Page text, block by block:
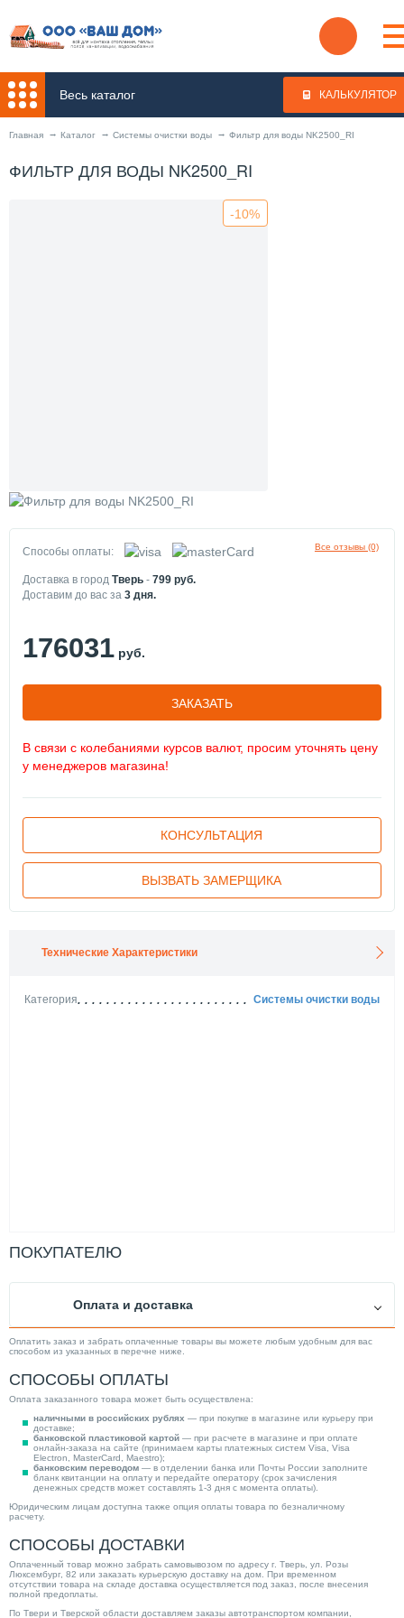
Весь каталог КАЛЬКУЛЯТОР
Главная Каталог Системы очистки воды Фильтр для воды NK2500_RI
ФИЛЬТР ДЛЯ ВОДЫ NK2500_RI
-10%
Все отзывы (0)
Способы оплаты:
Доставка в город Тверь - 799 руб.
Доставим до вас за 3 дня.
176031 руб.
ЗАКАЗАТЬ
В связи с колебаниями курсов валют, просим уточнять цену
у менеджеров магазина!
КОНСУЛЬТАЦИЯ
ВЫЗВАТЬ ЗАМЕРЩИКА
Технические Характеристики
Категория Системы очистки воды
ПОКУПАТЕЛЮ
Оплата и доставка
Оплатить заказ и забрать оплаченные товары вы можете любым удобным для вас
способом из указанных в перечне ниже.
СПОСОБЫ ОПЛАТЫ
Оплата заказанного товара может быть осуществлена:
наличными в российских рублях — при покупке в магазине или курьеру при
доставке;
банковской пластиковой картой — при расчете в магазине и при оплате
онлайн-заказа на сайте (принимаем карты платежных систем Visa, Visa
Electron, MasterCard, Maestro);
банковским переводом — в отделении банка или Почты России заполните
бланк квитанции на оплату и передайте оператору (срок зачисления
денежных средств может составлять 1-3 дня с момента оплаты).
Юридическим лицам доступна также опция оплаты товара по безналичному
расчету.
СПОСОБЫ ДОСТАВКИ
Оплаченный товар можно забрать самовывозом по адресу г. Тверь, ул. Розы
Люксембург, 82 или заказать курьерскую доставку на дом. При временном
отсутствии товара на складе доставка осуществляется под заказ, после внесения
полной предоплаты.
По Твери и Тверской области доставляем заказы автотранспортом компании,